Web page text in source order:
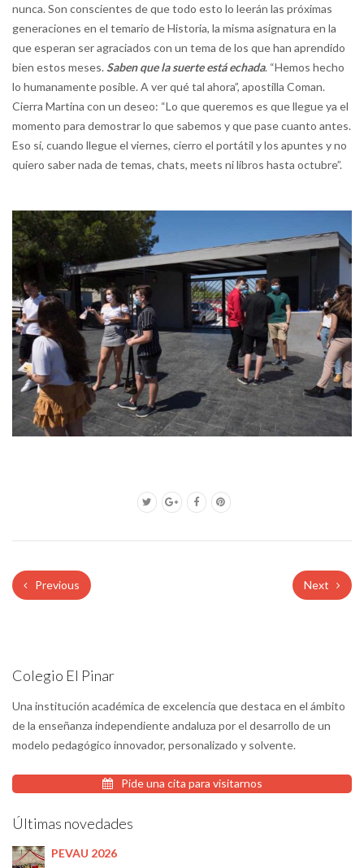
nunca. Son conscientes de que todo esto lo leerán las próximas
generaciones en el temario de Historia, la misma asignatura en la
que esperan ser agraciados con un tema de los que han aprendido
bien estos meses. Saben que la suerte está echada. “Hemos hecho
lo humanamente posible. A ver qué tal ahora”, apostilla Coman.
Cierra Martina con un deseo: “Lo que queremos es que llegue ya el
momento para demostrar lo que sabemos y que pase cuanto antes.
Eso sí, cuando llegue el viernes, cierro el portátil y los apuntes y no
quiero saber nada de temas, chats, meets ni libros hasta octubre”.
Previous Next
Colegio El Pinar
Una institución académica de excelencia que destaca en el ámbito
de la enseñanza independiente andaluza por el desarrollo de un
modelo pedagógico innovador, personalizado y solvente.
Pide una cita para visitarnos
Últimas novedades
PEVAU 2026